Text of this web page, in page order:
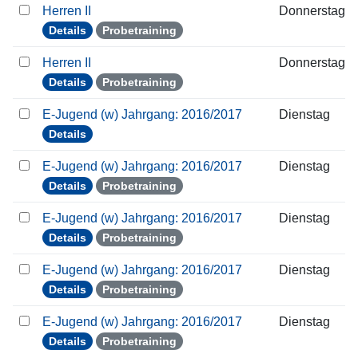
Herren II
Details Probetraining
Donnerstag
Herren II
Details Probetraining
Donnerstag
E-Jugend (w) Jahrgang: 2016/2017
Details
Dienstag
E-Jugend (w) Jahrgang: 2016/2017
Details Probetraining
Dienstag
E-Jugend (w) Jahrgang: 2016/2017
Details Probetraining
Dienstag
E-Jugend (w) Jahrgang: 2016/2017
Details Probetraining
Dienstag
E-Jugend (w) Jahrgang: 2016/2017
Details Probetraining
Dienstag